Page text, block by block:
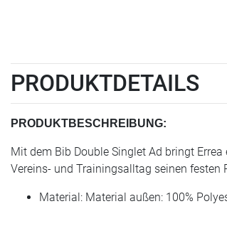
PRODUKTDETAILS
PRODUKTBESCHREIBUNG:
Mit dem Bib Double Singlet Ad bringt
Vereins- und Trainingsalltag seinen festen
Material: Material außen: 100%